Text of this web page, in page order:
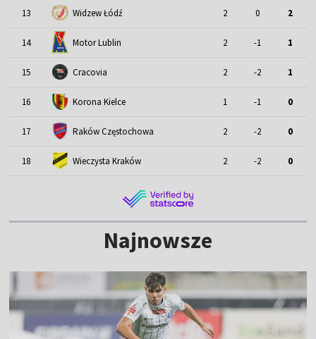
13 Widzew Łódź 2 0 2
14 Motor Lublin 2 -1 1
15 Cracovia 2 -2 1
16 Korona Kielce 1 -1 0
17 Raków Częstochowa 2 -2 0
18 Wieczysta Kraków 2 -2 0
Najnowsze